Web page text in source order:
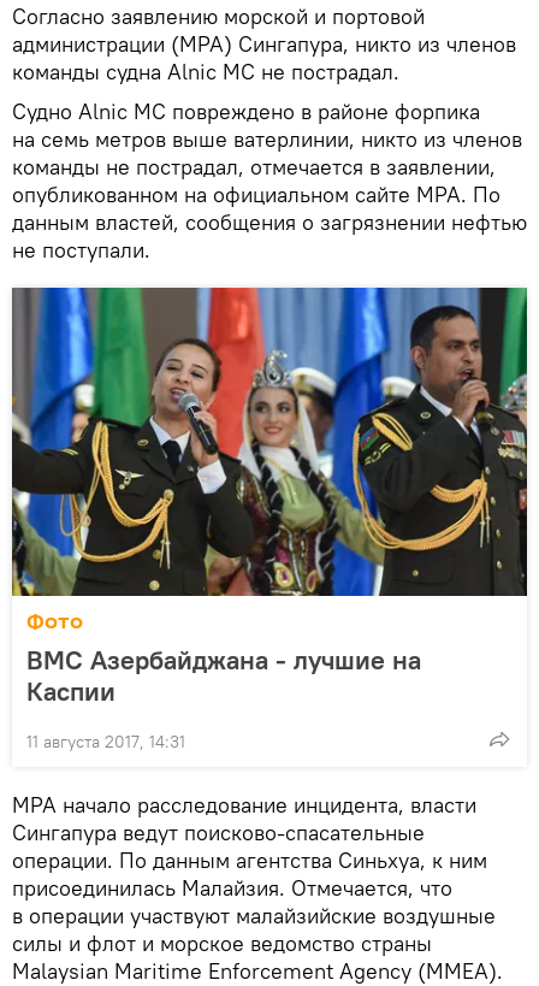
Согласно заявлению морской и портовой
администрации (MPA) Сингапура, никто из членов
команды судна Alnic MC не пострадал.
Судно Alniс MC повреждено в районе форпика
на семь метров выше ватерлинии, никто из членов
команды не пострадал, отмечается в заявлении,
опубликованном на официальном сайте MPA. По
данным властей, сообщения о загрязнении нефтью
не поступали.
Фото
ВМС Азербайджана - лучшие на
Каспии
11 августа 2017, 14:31
MPA начало расследование инцидента, власти
Сингапура ведут поисково-спасательные
операции. По данным агентства Синьхуа, к ним
присоединилась Малайзия. Отмечается, что
в операции участвуют малайзийские воздушные
силы и флот и морское ведомство страны
Malaysian Maritime Enforcement Agency (MMEA).